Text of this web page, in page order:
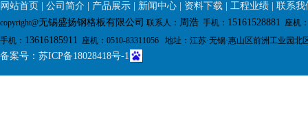
网站首页 公司简介 产品展示 新闻中心 资料下载 工程业绩 联系我
copyright@无锡盛扬钢格板有限公司 联系人： 周浩 手机： 15161528881 座机
手机： 13616185911 座机：0510-83311056 地址： 江苏·无锡·惠山区前洲工业园北
备案号： 苏ICP备18028418号-1